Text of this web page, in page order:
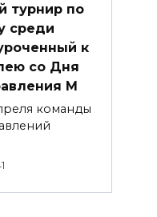
турнир по
среди
к
со Дня
М
команды